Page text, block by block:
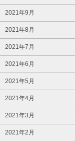
2021年9月
2021年8月
2021年7月
2021年6月
2021年5月
2021年4月
2021年3月
2021年2月